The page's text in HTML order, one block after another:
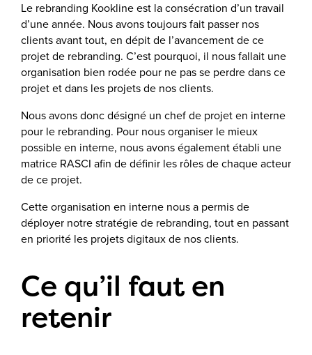
Le rebranding Kookline est la consécration d’un travail
d’une année. Nous avons toujours fait passer nos
clients avant tout, en dépit de l’avancement de ce
projet de rebranding. C’est pourquoi, il nous fallait une
organisation bien rodée pour ne pas se perdre dans ce
projet et dans les projets de nos clients.
Nous avons donc désigné un chef de projet en interne
pour le rebranding. Pour nous organiser le mieux
possible en interne, nous avons également établi une
matrice RASCI afin de définir les rôles de chaque acteur
de ce projet.
Cette organisation en interne nous a permis de
déployer notre stratégie de rebranding, tout en passant
en priorité les projets digitaux de nos clients.
Ce qu’il faut en
retenir